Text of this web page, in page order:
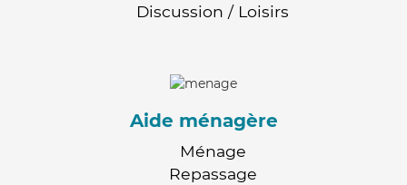
Discussion / Loisirs
Aide ménagère
Ménage
Repassage